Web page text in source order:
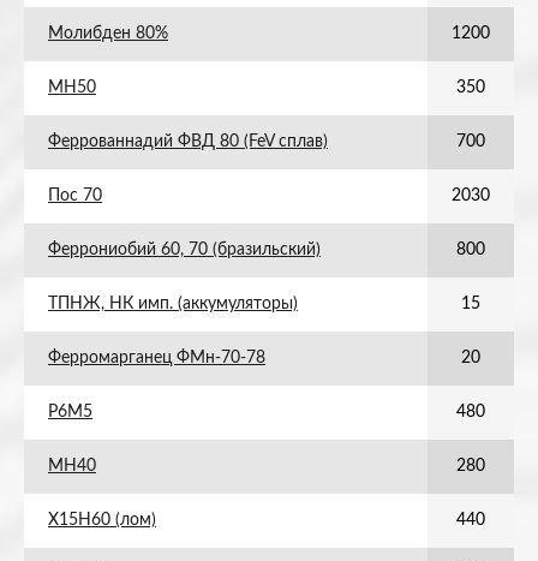
Молибден 80% 1200
МН50 350
Феррованнадий ФВД 80 (FeV сплав) 700
Пос 70 2030
Феррониобий 60, 70 (бразильский) 800
ТПНЖ, НК имп. (аккумуляторы) 15
Ферромарганец ФМн-70-78 20
Р6М5 480
МН40 280
Х15Н60 (лом) 440